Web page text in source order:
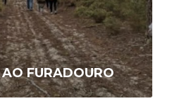
FURADOURO